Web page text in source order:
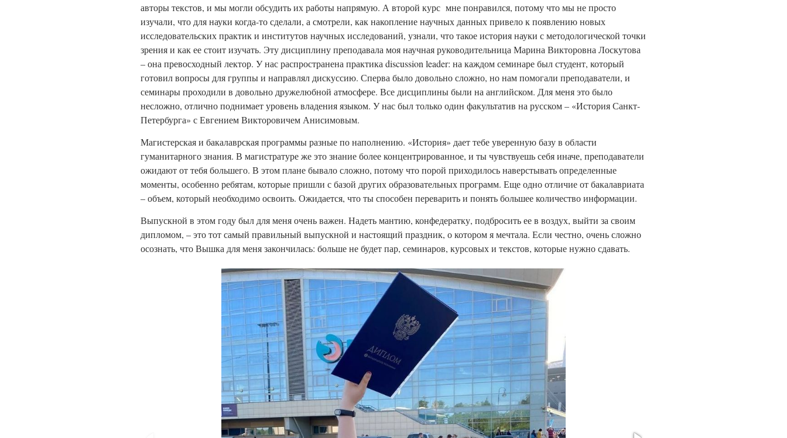
авторы текстов, и мы могли обсудить их работы напрямую. А второй курс мне понравился, потому что мы не просто
изучали, что для науки когда-то сделали, а смотрели, как накопление научных данных привело к появлению новых
исследовательских практик и институтов научных исследований, узнали, что такое история науки с методологической точки
зрения и как ее стоит изучать. Эту дисциплину преподавала моя научная руководительница Марина Викторовна Лоскутова
– она превосходный лектор. У нас распространена практика discussion leader: на каждом семинаре был студент, который
готовил вопросы для группы и направлял дискуссию. Сперва было довольно сложно, но нам помогали преподаватели, и
семинары проходили в довольно дружелюбной атмосфере. Все дисциплины были на английском. Для меня это было
несложно, отлично поднимает уровень владения языком. У нас был только один факультатив на русском – «История Санкт-
Петербурга» с Евгением Викторовичем Анисимовым.
Магистерская и бакалаврская программы разные по наполнению. «История» дает тебе уверенную базу в области
гуманитарного знания. В магистратуре же это знание более концентрированное, и ты чувствуешь себя иначе, преподаватели
ожидают от тебя большего. В этом плане бывало сложно, потому что порой приходилось наверстывать определенные
моменты, особенно ребятам, которые пришли с базой других образовательных программ. Еще одно отличие от бакалавриата
– объем, который необходимо освоить. Ожидается, что ты способен переварить и понять большее количество информации.
Выпускной в этом году был для меня очень важен. Надеть мантию, конфедератку, подбросить ее в воздух, выйти за своим
дипломом, – это тот самый правильный выпускной и настоящий праздник, о котором я мечтала. Если честно, очень сложно
осознать, что Вышка для меня закончилась: больше не будет пар, семинаров, курсовых и текстов, которые нужно сдавать.